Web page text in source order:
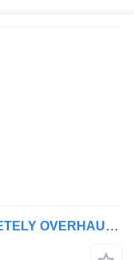
MAN TGX 26.480, ENGINE COMPLETELY OVERHAULED